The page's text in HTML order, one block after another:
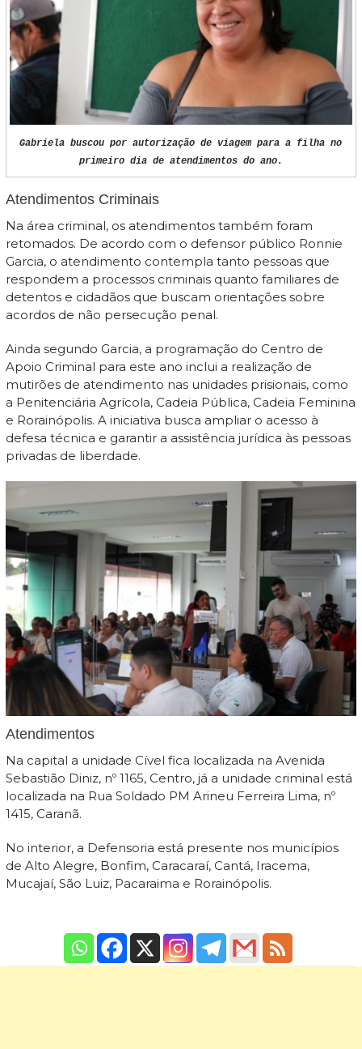
Gabriela buscou por autorização de viagem para a filha no
primeiro dia de atendimentos do ano.
Atendimentos Criminais
Na área criminal, os atendimentos também foram
retomados. De acordo com o defensor público Ronnie
Garcia, o atendimento contempla tanto pessoas que
respondem a processos criminais quanto familiares de
detentos e cidadãos que buscam orientações sobre
acordos de não persecução penal.
Ainda segundo Garcia, a programação do Centro de
Apoio Criminal para este ano inclui a realização de
mutirões de atendimento nas unidades prisionais, como
a Penitenciária Agrícola, Cadeia Pública, Cadeia Feminina
e Rorainópolis. A iniciativa busca ampliar o acesso à
defesa técnica e garantir a assistência jurídica às pessoas
privadas de liberdade.
Atendimentos
Na capital a unidade Cível fica localizada na Avenida
Sebastião Diniz, nº 1165, Centro, já a unidade criminal está
localizada na Rua Soldado PM Arineu Ferreira Lima, nº
1415, Caranã.
No interior, a Defensoria está presente nos municípios
de Alto Alegre, Bonfim, Caracaraí, Cantá, Iracema,
Mucajaí, São Luiz, Pacaraima e Rorainópolis.